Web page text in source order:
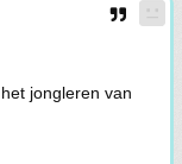
jongleren van